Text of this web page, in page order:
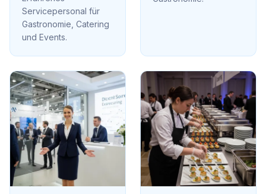
Servicepersonal für
Gastronomie, Catering
und Events.